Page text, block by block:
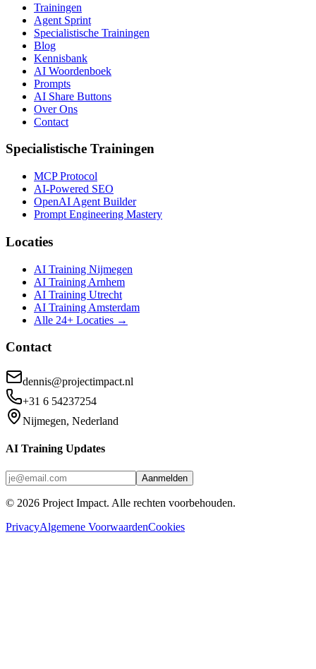
Trainingen
Agent Sprint
Specialistische Trainingen
Blog
Kennisbank
AI Woordenboek
Prompts
AI Share Buttons
Over Ons
Contact
Specialistische Trainingen
MCP Protocol
AI-Powered SEO
OpenAI Agent Builder
Prompt Engineering Mastery
Locaties
AI Training Nijmegen
AI Training Arnhem
AI Training Utrecht
AI Training Amsterdam
Alle 24+ Locaties →
Contact
dennis@projectimpact.nl
+31 6 54237254
Nijmegen, Nederland
AI Training Updates
Aanmelden
© 2026 Project Impact. Alle rechten voorbehouden.
PrivacyAlgemene VoorwaardenCookies